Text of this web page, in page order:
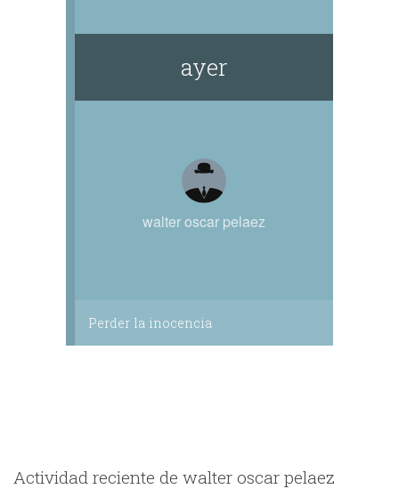
ayer
walter oscar pelaez
Perder la inocencia
Actividad reciente de walter oscar pelaez